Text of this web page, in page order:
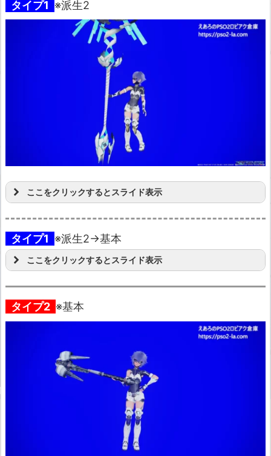
タイプ1 ※派生2
ここをクリックするとスライド表示
タイプ1 ※派生2→基本
ここをクリックするとスライド表示
タイプ2 ※基本